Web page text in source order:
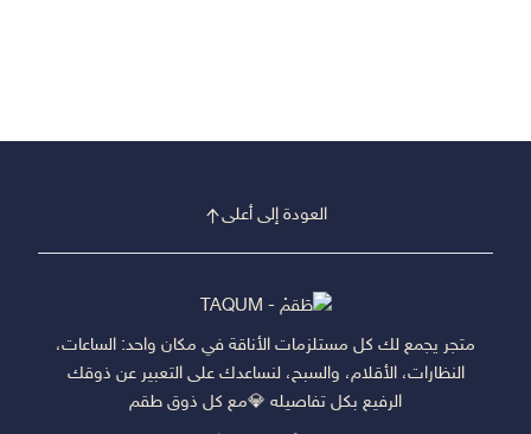
العودة إلى أعلى
متجر يجمع لك كل مستلزمات الأناقة في مكان واحد: الساعات،
النظارات، الأقلام، والسبح، لنساعدك على التعبير عن ذوقك
الرفيع بكل تفاصيله 💎مع كل ذوق طقم